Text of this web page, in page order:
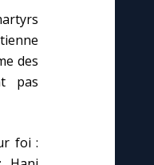
des
pas
foi :